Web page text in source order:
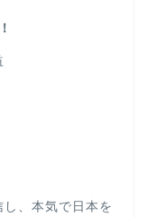
し、本気で日本を